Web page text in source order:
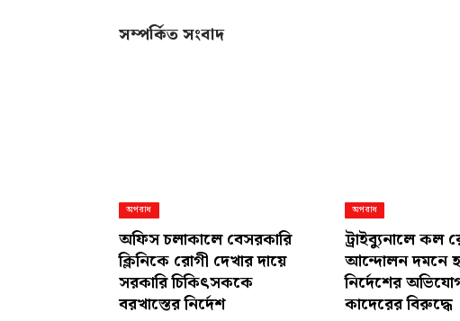
সম্পর্কিত সংবাদ
অপরাধ
অফিস চলাকালে বেসরকারি
ক্লিনিকে রোগী দেখার দায়ে
সরকারি চিকিৎসককে
বরখাস্তের নির্দেশ
অপরাধ
ট্রাইব্যুনালে কল
আন্দোলন দমনে
নির্দেশের
কাদেরের বিরুদ্ধে